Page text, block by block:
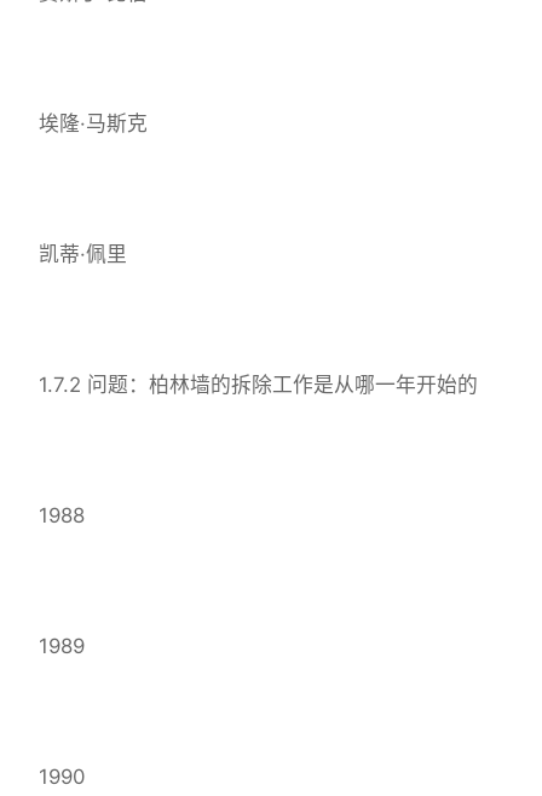
埃隆·马斯克
凯蒂·佩里
1.7.2 问题：柏林墙的拆除工作是从哪一年开始的
1988
1989
1990